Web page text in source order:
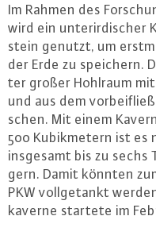
Im Rahmen des
wird ein un­ter­ir­di­scher
stein genutzt, um
der Erde zu speichern.
ter großer Hohlraum
und aus dem
schen. Mit einem
500 Ku­bik­me­tern ist es
insgesamt bis zu
gern. Damit könnten
PKW voll­ge­tankt
ka­ver­ne startete im